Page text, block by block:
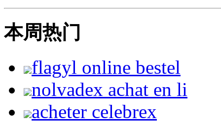
本周热门
flagyl online bestel
nolvadex achat en li
acheter celebrex